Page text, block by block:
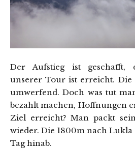
Der Aufstieg ist geschafft,
unserer Tour ist erreicht.
umwerfend. Doch was tut
bezahlt machen, Hoffnungen
Ziel erreicht? Man packt
wieder. Die 1800m nach
Tag hinab.